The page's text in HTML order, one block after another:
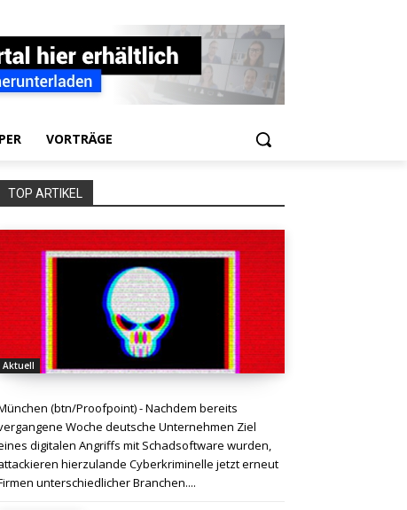
VORTRÄGE
TOP ARTIKEL
Aktuell
(btn/Proofpoint) - Nachdem bereits
Woche deutsche Unternehmen Ziel
digitalen Angriffs mit Schadsoftware wurden,
hierzulande Cyberkriminelle jetzt erneut
unterschiedlicher Branchen....